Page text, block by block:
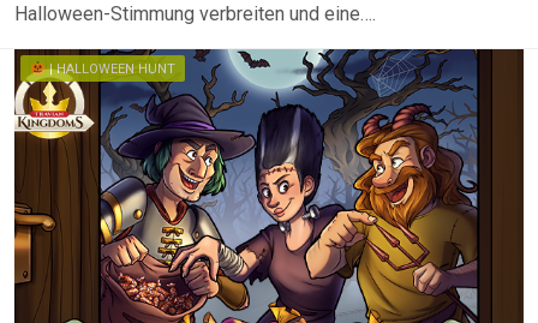
Halloween-Stimmung verbreiten und eine….
| HALLOWEEN HUNT